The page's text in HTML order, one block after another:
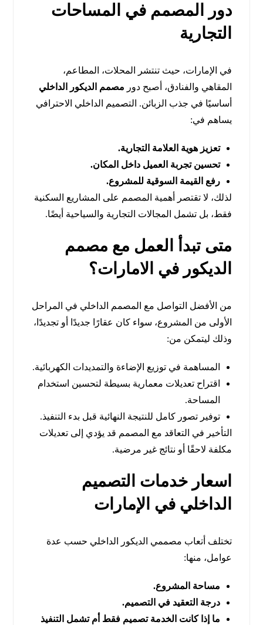
دور المصمم في المساحات
التجارية
في الإمارات، حيث تنتشر المحلات، المطاعم،
المقاهي والفنادق، أصبح دور مصمم الديكور الداخلي
أساسيًا في جذب الزبائن. التصميم الداخلي الاحترافي
يساهم في:
تعزيز هوية العلامة التجارية.
تحسين تجربة العميل داخل المكان.
رفع القيمة السوقية للمشروع.
لذلك، لا تقتصر أهمية المصمم على المشاريع السكنية
فقط، بل تشمل المجالات التجارية والسياحية أيضًا.
متى تبدأ العمل مع مصمم
الديكور في الامارات؟
من الأفضل التواصل مع المصمم الداخلي في المراحل
الأولى من المشروع، سواء كان عقارًا جديدًا أو تجديدًا،
وذلك ليتمكن من:
المساهمة في توزيع الإضاءة والتمديدات الكهربائية.
اقتراح تعديلات معمارية بسيطة لتحسين استخدام
المساحة.
توفير تصور كامل للنتيجة النهائية قبل بدء التنفيذ.
التأخير في التعاقد مع المصمم قد يؤدي إلى تعديلات
مكلفة لاحقًا أو نتائج غير مرضية.
اسعار خدمات التصميم
الداخلي في الإمارات
تختلف أتعاب مصممي الديكور الداخلي حسب عدة
عوامل، منها:
مساحة المشروع.
درجة التعقيد في التصميم.
ما إذا كانت الخدمة تصميم فقط أم تشمل التنفيذ